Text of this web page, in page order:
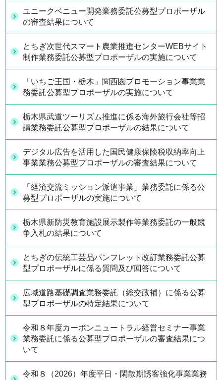
ユニークベニュー開発業務委託公募型プロポーザル
の審査結果について
とちぎ次世代スマート農業推進センターWEBサイト
制作業務委託公募型プロポーザルの実施について
「いちご王国・栃木」関西圏プロモーション事業業
務委託公募型プロポーザルの実施について
栃木県武道ツーリズム推進に係る海外旅行会社等招
請業務委託公募型プロポーザルの結果について
デジタル広告を活用した国民健康保険税収納率向上
事業業務公募型プロポーザルの審査結果について
「経済交流ミッション派遣事業」業務委託に係る公
募型プロポーザルの実施について
栃木県新防災教育施設展示製作等業務委託の一般競
争入札の結果について
とちぎの伝統工芸品パンフレット改訂業務委託公募
型プロポーザルに係る質問及び回答について
広域道路基礎調査業務委託（総交政補）に係る公募
型プロポーザルの特定結果について
令和８年度カーボンニュートラル経営セミナー事業
業務委託に係る公募型プロポーザルの審査結果につ
いて
令和８（2026）年度平日・閑散期誘客強化事業業務